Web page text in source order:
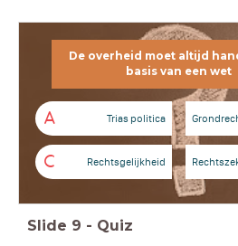
De overheid moet altijd handelen op basis van een
De overheid moet altijd
basis van een wet
A Trias politica
C Rechtsgelijkheid
Slide 9 - Quiz